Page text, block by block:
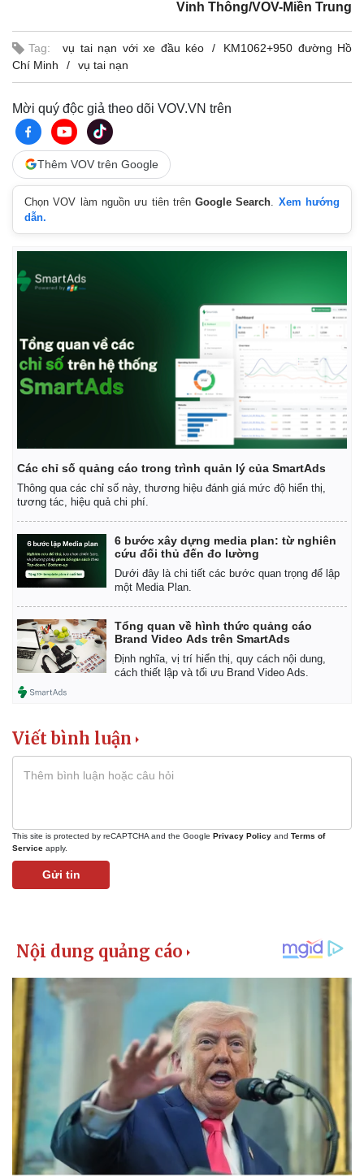
Kinh tế
Khởi nghiệp
Vinh Thông/VOV-Miền Trung
Tag: vụ tai nạn với xe đầu kéo
KM1062+950 đường Hồ
Chí Minh
vụ tai nạn
Mời quý độc giả theo dõi VOV.VN trên
Thêm VOV trên Google
Chọn VOV làm nguồn ưu tiên trênGoogle Search
Xem hướng
dẫn.
Các chỉ số quảng cáo trong trình quản lý của SmartAds
Thông qua các chỉ số này, thương hiệu đánh giá mức độ hiển thị,
tương tác, hiệu quả chi phí.
6 bước xây dựng media plan: từ nghiên
cứu đối thủ đến đo lường
Dưới đây là chi tiết các bước quan trọng để lập
một Media Plan.
Tổng quan về hình thức quảng cáo
Brand Video Ads trên SmartAds
Định nghĩa, vị trí hiển thị, quy cách nội dung,
cách thiết lập và tối ưu Brand Video Ads.
Viết bình luận
This site is protected by reCAPTCHA and the Google Privacy Policy and Terms of
Service apply.
Gửi tin